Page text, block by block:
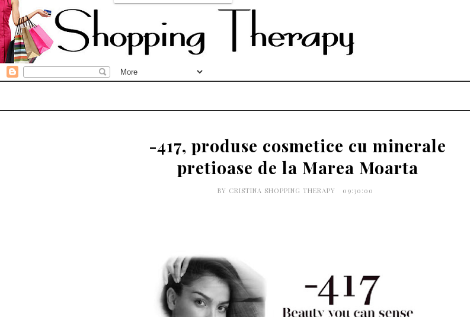
-417, produse cosmetice cu minerale
pretioase de la Marea Moarta
BY CRISTINA SHOPPING THERAPY 09:30:00